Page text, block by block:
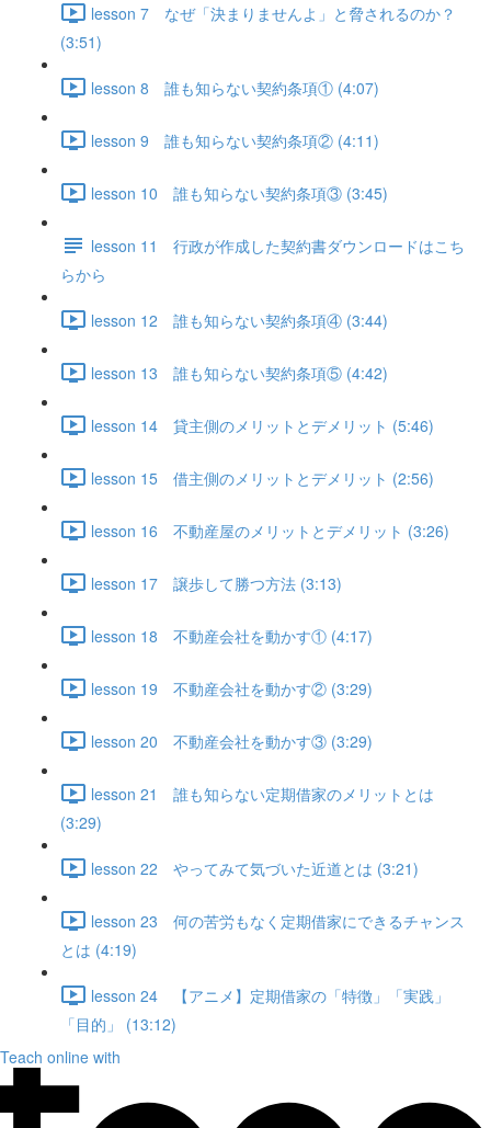
lesson 7 なぜ「決まりませんよ」と脅されるのか？
(3:51)
lesson 8 誰も知らない契約条項① (4:07)
lesson 9 誰も知らない契約条項② (4:11)
lesson 10 誰も知らない契約条項③ (3:45)
lesson 11 行政が作成した契約書ダウンロードはこち
らから
lesson 12 誰も知らない契約条項④ (3:44)
lesson 13 誰も知らない契約条項⑤ (4:42)
lesson 14 貸主側のメリットとデメリット (5:46)
lesson 15 借主側のメリットとデメリット (2:56)
lesson 16 不動産屋のメリットとデメリット (3:26)
lesson 17 譲歩して勝つ方法 (3:13)
lesson 18 不動産会社を動かす① (4:17)
lesson 19 不動産会社を動かす② (3:29)
lesson 20 不動産会社を動かす③ (3:29)
lesson 21 誰も知らない定期借家のメリットとは
(3:29)
lesson 22 やってみて気づいた近道とは (3:21)
lesson 23 何の苦労もなく定期借家にできるチャンス
とは (4:19)
lesson 24 【アニメ】定期借家の「特徴」「実践」
「目的」 (13:12)
Teach online with